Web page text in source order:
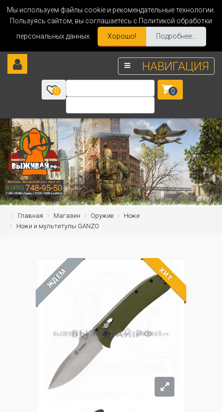
Мы используем файлы cookie и рекомендательные технологии.
Пользуясь сайтом, вы соглашаетесь с Политикой обработки
персональных данных.
Хорошо! Подробнее...
НАВИГАЦИЯ
0 0
Главная Магазин Оружие
Ножи
Ножи и мультитулы GANZO
ЖДЁМ ХИТ